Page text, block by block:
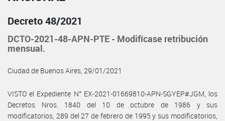
Decreto 48/2021
DCTO-2021-48-APN-PTE - Modifícase retribución
mensual.
Ciudad de Buenos Aires, 29/01/2021
VISTO el Expediente N° EX-2021-01669810-APN-SGYEP#JGM, los
Decretos Nros. 1840 del 10 de octubre de 1986 y sus
modificatorios, 289 del 27 de febrero de 1995 y sus modificatorios,